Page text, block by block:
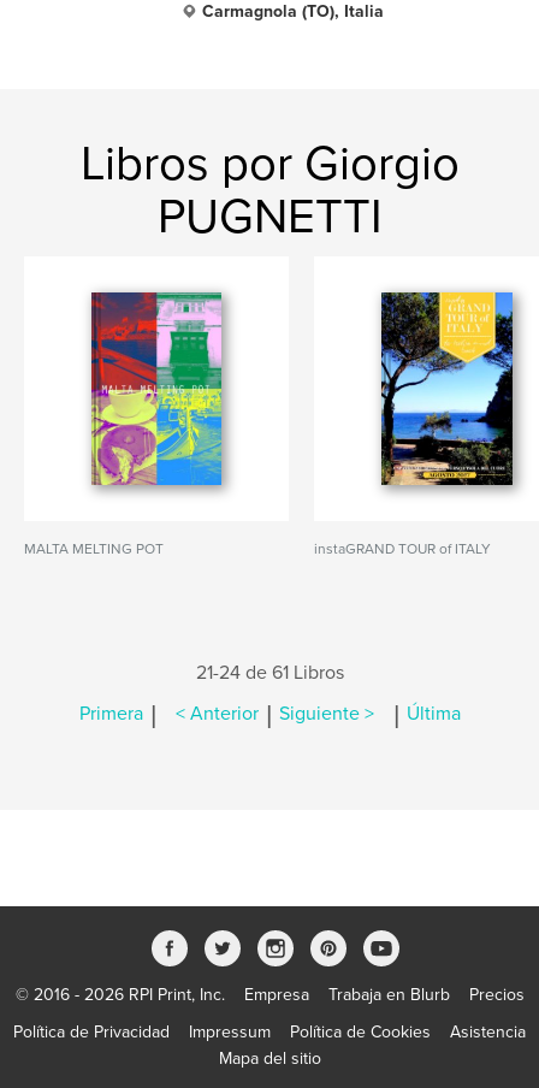
Carmagnola (TO), Italia
Libros por Giorgio
PUGNETTI
MALTA MELTING POT instaGRAND TOUR of ITALY
21-24 de 61 Libros
Primera | < Anterior | Siguiente > | Última
© 2016 - 2026 RPI Print, Inc. Empresa Trabaja en Blurb
Precios
Política de Privacidad
Impressum Política de Cookies
Asistencia
Mapa del sitio